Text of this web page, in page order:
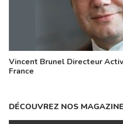
Vincent Brunel Directeur
France
DÉCOUVREZ NOS